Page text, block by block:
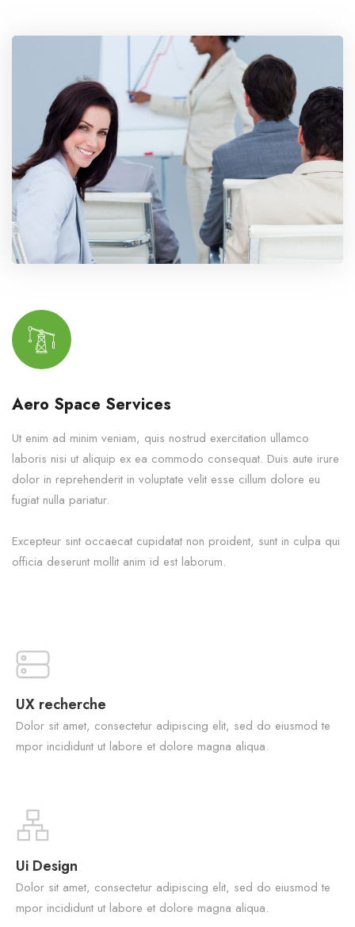
Aero Space Services
Ut enim ad minim veniam, quis nostrud exercitation ullamco
laboris nisi ut aliquip ex ea commodo consequat. Duis aute irure
dolor in reprehenderit in voluptate velit esse cillum dolore eu
fugiat nulla pariatur.
Excepteur sint occaecat cupidatat non proident, sunt in culpa qui
officia deserunt mollit anim id est laborum.
UX recherche
Dolor sit amet, consectetur adipiscing elit, sed do eiusmod te
mpor incididunt ut labore et dolore magna aliqua.
Ui Design
Dolor sit amet, consectetur adipiscing elit, sed do eiusmod te
mpor incididunt ut labore et dolore magna aliqua.